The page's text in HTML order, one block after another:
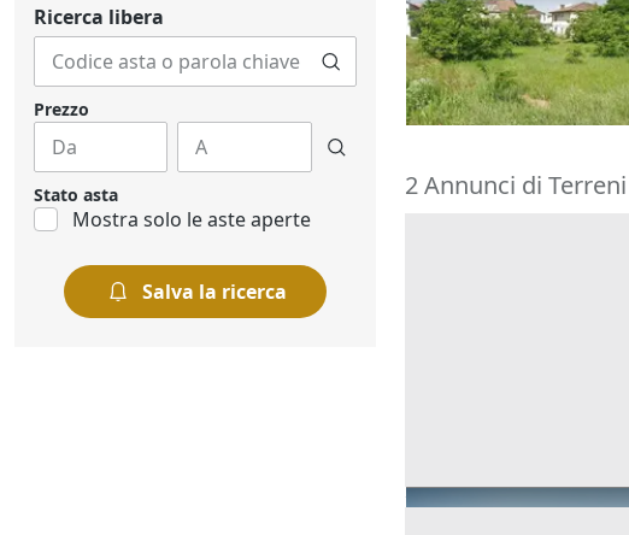
Ricerca libera
Prezzo
Stato asta
Mostra solo le aste aperte
Salva la ricerca
carattere residenziale
Pieve Porto Morone
69.263 €
18/09/2026
2 Annunci di